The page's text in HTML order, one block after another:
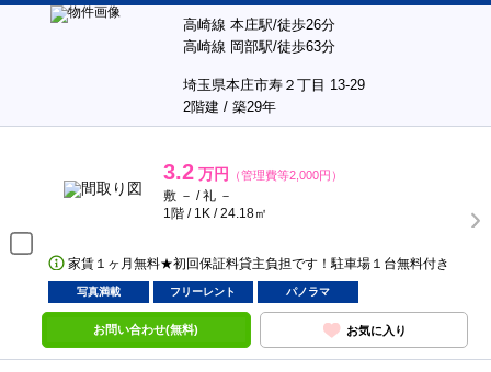
高崎線 本庄駅/徒歩26分
高崎線 岡部駅/徒歩63分
埼玉県本庄市寿２丁目 13-29
2階建 / 築29年
3.2 万円 （管理費等2,000円）
敷 － / 礼 －
1階 / 1K / 24.18㎡
家賃１ヶ月無料★初回保証料貸主負担です！駐車場１台無料付き
写真満載 フリーレント パノラマ
お問い合わせ(無料) お気に入り